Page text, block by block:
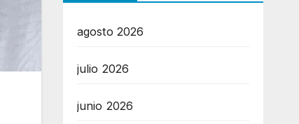
agosto 2026
julio 2026
junio 2026